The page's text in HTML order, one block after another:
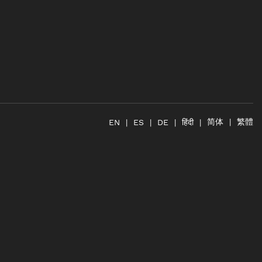
EN ES DE हिंदी 简体 繁體